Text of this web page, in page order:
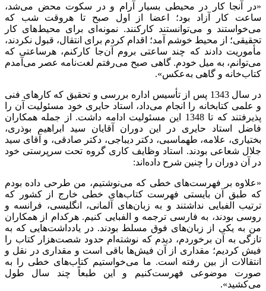
«در آنجا کار در محیطی بسیار آرام و در سکوت محض می‌شد،
ساعت کار آزاد بود؛ اعضا از اول صبح تا هروقت شب که
می‌خواستند و می‌توانستند کارکنند. نمونه‌ای برای محیط‌های کار
تحقیقی؛ از محیط خوشم آمد؛ اقدام کردم برای انتقال، قبول نکردند،
مأموریت دادند که چند ساعتی بروم آن‌جا کارکنم، هرساعتی که
می‌توانم، به میل خودم. گاهی صبح می‌رفتم لغت‌نامه عصر می‌آمدم
کتاب‌خانه و گاهی به‌عکس».
در سال 1343 پس از تأسیس اداره بررسی و تحقیق که کارهای فنی
و علمی کتابخانه را انجام می‌داد، استاد حایری خود مسئولیت آن را
پذیرفتند که تا 1348 این مسئولیت ادامه داشت. از جمله همکاران
فاضل استاد حایری در این دوران آقایان سید ابراهیم بوذری،
بختیاری، علامه، طهماسبی، دکتر دیباجی، دکتر صادقی، و آقای سید
جلال شعاعی بودند. استاد وظایف کاری گروه تحت سرپرستی خود
در آن دوران را چنین شرح داده‌اند:
«علاوه بر فهرست‌های خطی که می‌نوشتیم، من طرحی داده بودم
که طبق آن بایستی فهرست کتاب‌های خطی خارج از کشور که
ترتیب الفبایی نداشتند و به زبان‌های آلمانی، انگلیسی، فرانسه و
روسی بودند، به فارسی ترجمه و الفبایی کنیم. هرکدام از همکاران
من به یکی از زبان‌های فوق مسلط بودند. در یادداشت‌هایی که به
تازگی به آن برخوردم، دیدم که نوشته‌ام حدود شصت‌هزار کتاب را
فیش کردیم؛ مقداری از آن فیش‌ها باقی است و مقداری در نقل و
انتقالات از بین رفته است. ما می‌خواستیم کتاب‌های خطی را به
صورت موضوعی فهرست‌کنیم و این طبعاً چند سال طول
می‌کشید».